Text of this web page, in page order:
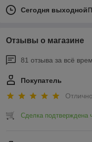
Преимущества
кирпичу;
перемешать;
многократных
универсальность
На сайте
pechnoi.by
вы
Сегодня выходной
Отзывы о магазине
81 отзыва за всё
Покупатель
Отлично
Сделка подтверждена